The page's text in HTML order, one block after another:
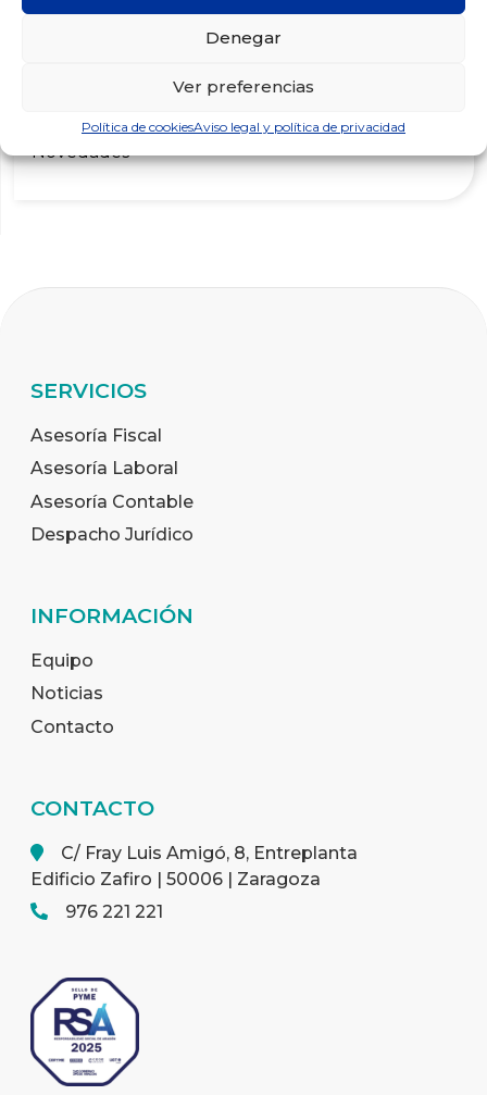
Denegar
Ver preferencias
Política de cookiesAviso legal y política de privacidad
Noticias Jurídicas
Noticias Laborales
Novedades
SERVICIOS
Asesoría Fiscal
Asesoría Laboral
Asesoría Contable
Despacho Jurídico
INFORMACIÓN
Equipo
Noticias
Contacto
CONTACTO
C/ Fray Luis Amigó, 8, Entreplanta
Edificio Zafiro | 50006 | Zaragoza
976 221 221